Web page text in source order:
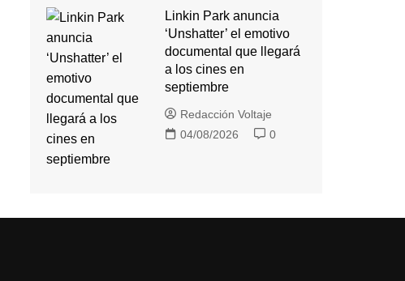
Linkin Park anuncia
‘Unshatter’ el emotivo
documental que llegará
a los cines en
septiembre
Redacción Voltaje
04/08/2026
0